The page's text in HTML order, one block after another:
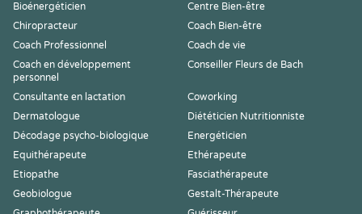
Bioénergéticien
Centre Bien-être
Chiropracteur
Coach Bien-être
Coach Professionnel
Coach de vie
Coach en développement
personnel
Conseiller Fleurs de Bach
Consultante en lactation
Coworking
Dermatologue
Diététicien Nutritionniste
Décodage psycho-biologique
Energéticien
Equithérapeute
Ethérapeute
Etiopathe
Fasciathérapeute
Geobiologue
Gestalt-Thérapeute